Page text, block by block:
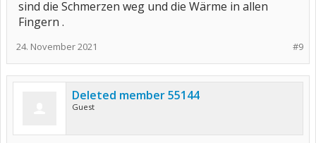
sind die Schmerzen weg und die Wärme in allen
Fingern .
#9
24. November 2021
Deleted member 55144
Guest